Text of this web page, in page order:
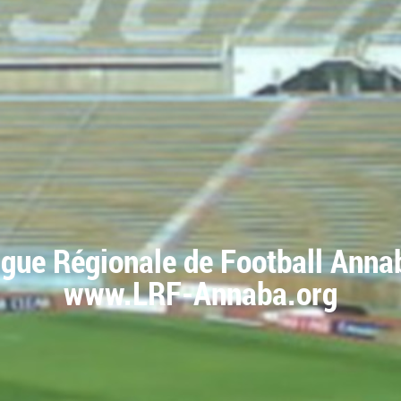
Régionale de Football
www.LRF-Annaba.org